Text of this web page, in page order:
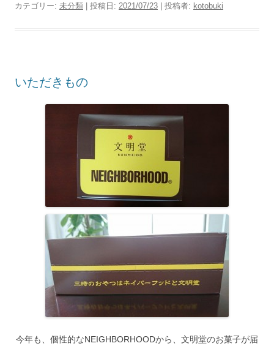
カテゴリー: 未分類 | 投稿日: 2021/07/23 投稿者: kotobuki
いただきもの
今年も、個性的なNEIGHBORHOODから、文明堂のお菓子が届